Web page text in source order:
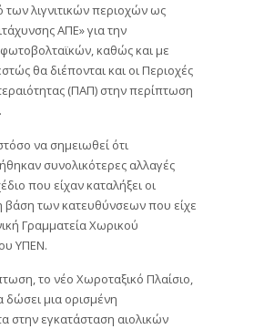
των λιγνιτικών περιοχών ως
ΑΠΕ» για την
καθώς και με
θα διέπονται και οι Περιοχές
(ΠΑΠ) στην περίπτωση
να σημειωθεί ότι
συνολικότερες αλλαγές
που είχαν καταλήξει οι
βάση των κατευθύνσεων που είχε
Γραμματεία Χωρικού
ΥΠΕΝ.
το νέο Χωροταξικό Πλαίσιο,
δώσει μια ορισμένη
στην εγκατάσταση αιολικών